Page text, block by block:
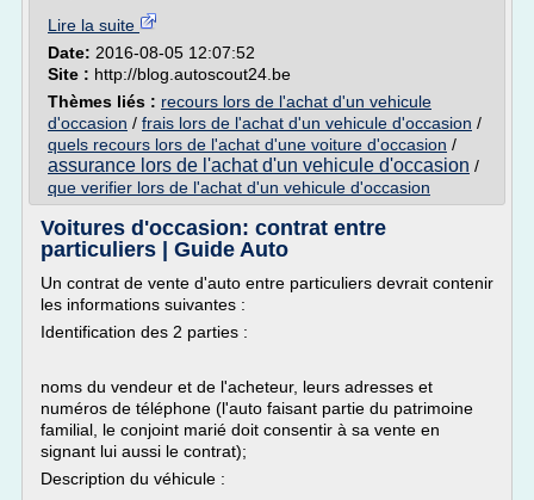
Lire la suite
Date: 2016-08-05 12:07:52
Site : http://blog.autoscout24.be
Thèmes liés : recours lors de l'achat d'un vehicule
d'occasion / frais lors de l'achat d'un vehicule d'occasion /
quels recours lors de l'achat d'une voiture d'occasion /
assurance lors de l'achat d'un vehicule d'occasion /
que verifier lors de l'achat d'un vehicule d'occasion
Voitures d'occasion: contrat entre
particuliers | Guide Auto
Un contrat de vente d'auto entre particuliers devrait contenir
les informations suivantes :
Identification des 2 parties :
noms du vendeur et de l'acheteur, leurs adresses et
numéros de téléphone (l'auto faisant partie du patrimoine
familial, le conjoint marié doit consentir à sa vente en
signant lui aussi le contrat);
Description du véhicule :